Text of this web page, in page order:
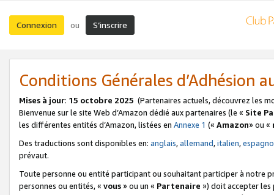
Connexion ou S’inscrire
Conditions Générales d’Adhésion
Mises à jour: 15 octobre 2025 (Partenaires actuels, découvrez les
Bienvenue sur le site Web d’Amazon dédié aux partenaires (le « Site
les différentes entités d’Amazon, listées en Annexe 1 (« Amazon» ou «
Des traductions sont disponibles en: anglais,allemand,italien,
prévaut.
Toute personne ou entité participant ou souhaitant participer à notre
personnes ou entités, « vous» ou un « Partenaire ») doit accepter les